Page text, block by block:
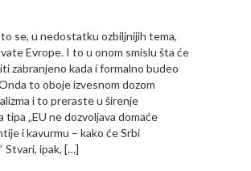
se, u nedostatku ozbiljnijih tema,
Evrope. I to u onom smislu šta će
zabranjeno kada i formalno budeo
to oboje izvesnom dozom
i to preraste u širenje
tipa „EU ne dozvoljava domaće
i kavurmu – kako će Srbi
Stvari, ipak, […]